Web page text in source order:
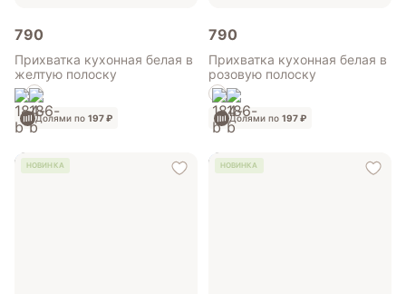
790
Прихватка кухонная белая в
желтую полоску
Долями по197 ₽
790
Прихватка кухонная белая в
розовую полоску
Долями по 197 ₽
НОВИНКА НОВИНКА